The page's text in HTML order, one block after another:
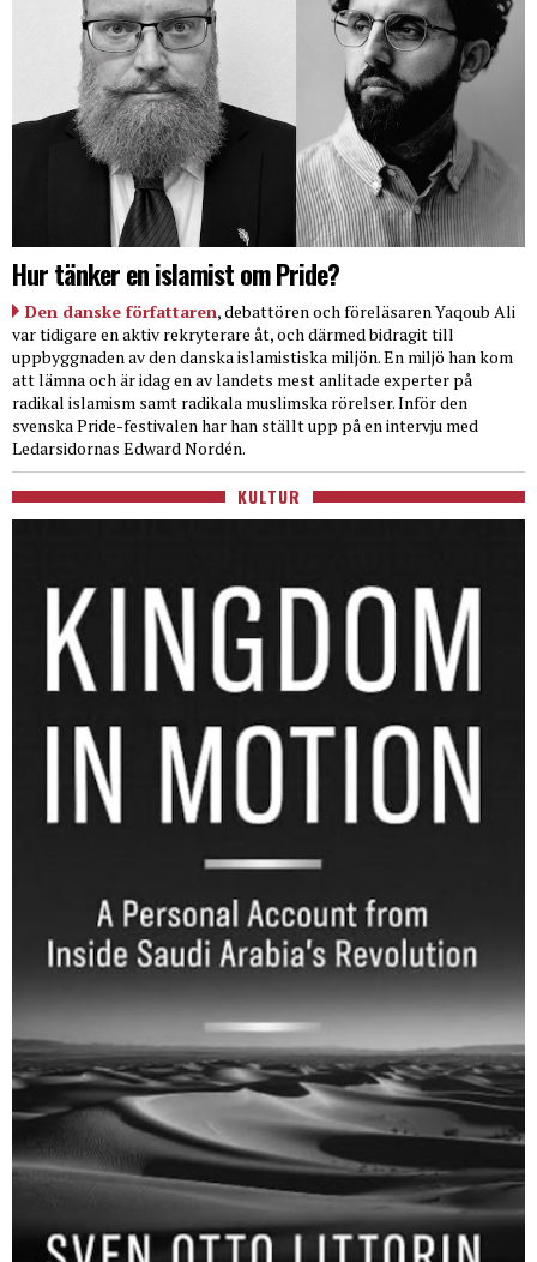
Hur tänker en islamist om Pride?
Den danske författaren, debattören och föreläsaren Yaqoub Ali
var tidigare en aktiv rekryterare åt, och därmed bidragit till
uppbyggnaden av den danska islamistiska miljön. En miljö han kom
att lämna och är idag en av landets mest anlitade experter på
radikal islamism samt radikala muslimska rörelser. Inför den
svenska Pride-festivalen har han ställt upp på en intervju med
Ledarsidornas Edward Nordén.
KULTUR